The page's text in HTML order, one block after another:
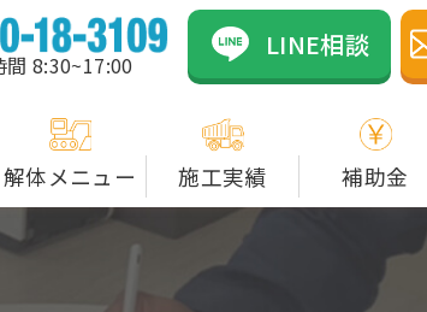
クスは資格者
間 8:30~17:00
LINE相談
解体メニュー 施工実績 補助金